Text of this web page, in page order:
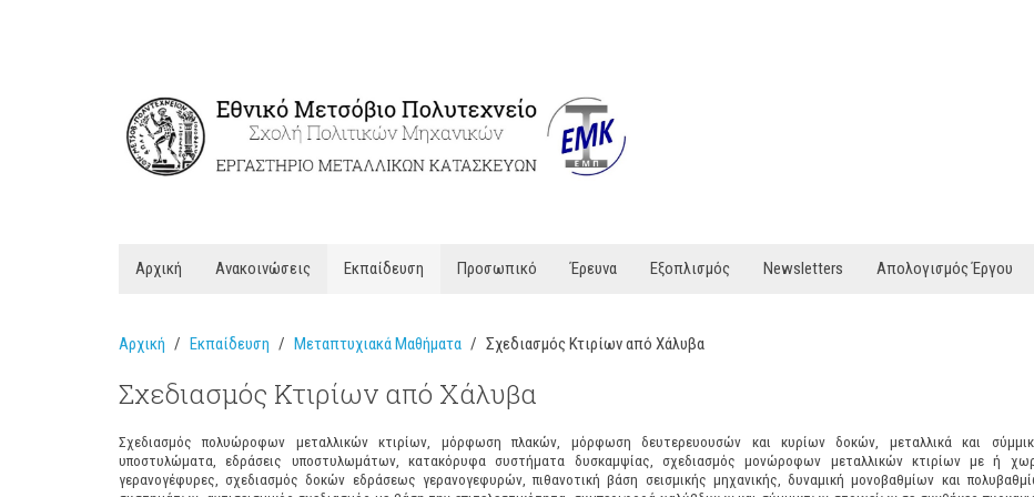
Αρχική Ανακοινώσεις Εκπαίδευση Προσωπικό Έρευνα Εξοπλισμός Newsletters Απολογισμός Έργου
Αρχική Εκπαίδευση Μεταπτυχιακά Μαθήματα Σχεδιασμός Κτιρίων από Χάλυβα
Σχεδιασμός Κτιρίων από Χάλυβα
Σχεδιασμός πολυώροφων μεταλλικών κτιρίων, μόρφωση πλακών, μόρφωση δευτερευουσών και κυρίων δοκών, μεταλλικά και
υποστυλώματα, εδράσεις υποστυλωμάτων, κατακόρυφα συστήματα δυσκαμψίας, σχεδιασμός μονώροφων μεταλλικών κτιρίων με ή
γερανογέφυρες, σχεδιασμός δοκών εδράσεως γερανογεφυρών, πιθανοτική βάση σεισμικής μηχανικής, δυναμική μονοβαθμίων και